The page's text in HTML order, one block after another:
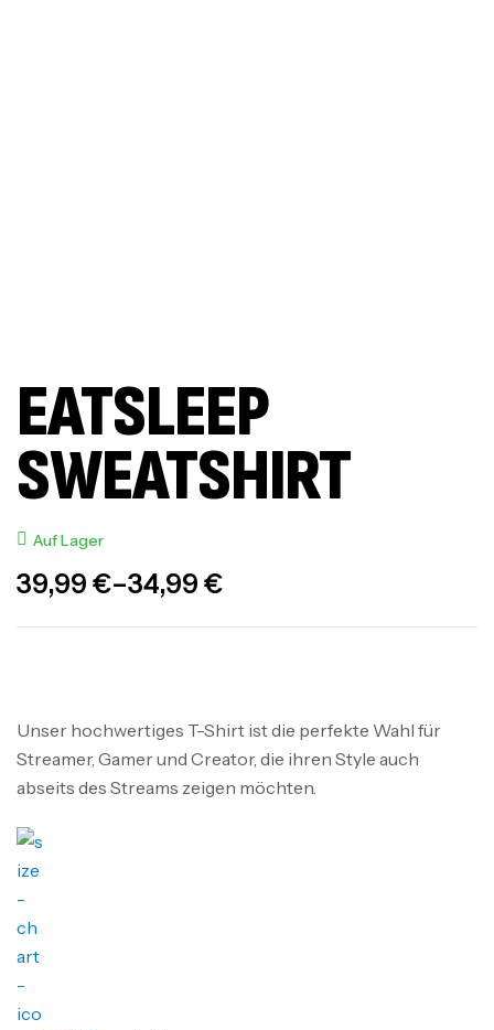
EATSLEEP
SWEATSHIRT
Auf Lager
34,99 €
–
39,99 €
Unser hochwertiges T-Shirt ist die perfekte Wahl für
Streamer, Gamer und Creator, die ihren Style auch
abseits des Streams zeigen möchten.